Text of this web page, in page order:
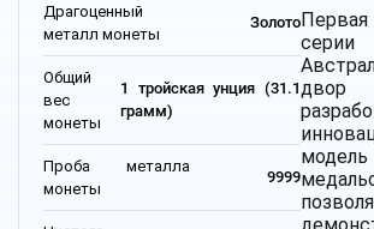
Драгоценный
металл монеты
Золото
Общий
вес
монеты
1 тройская унция (31.1
грамм)
Проба металла
монеты
9999